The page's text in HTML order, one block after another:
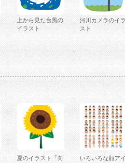
上から見た台風の
イラスト
河川カメラのイラ
スト
夏のイラスト「向
いろいろな顔アイ